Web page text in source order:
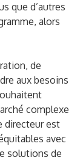
que d’autres
alors
de
aux besoins
complexe
directeur est
avec
solutions de